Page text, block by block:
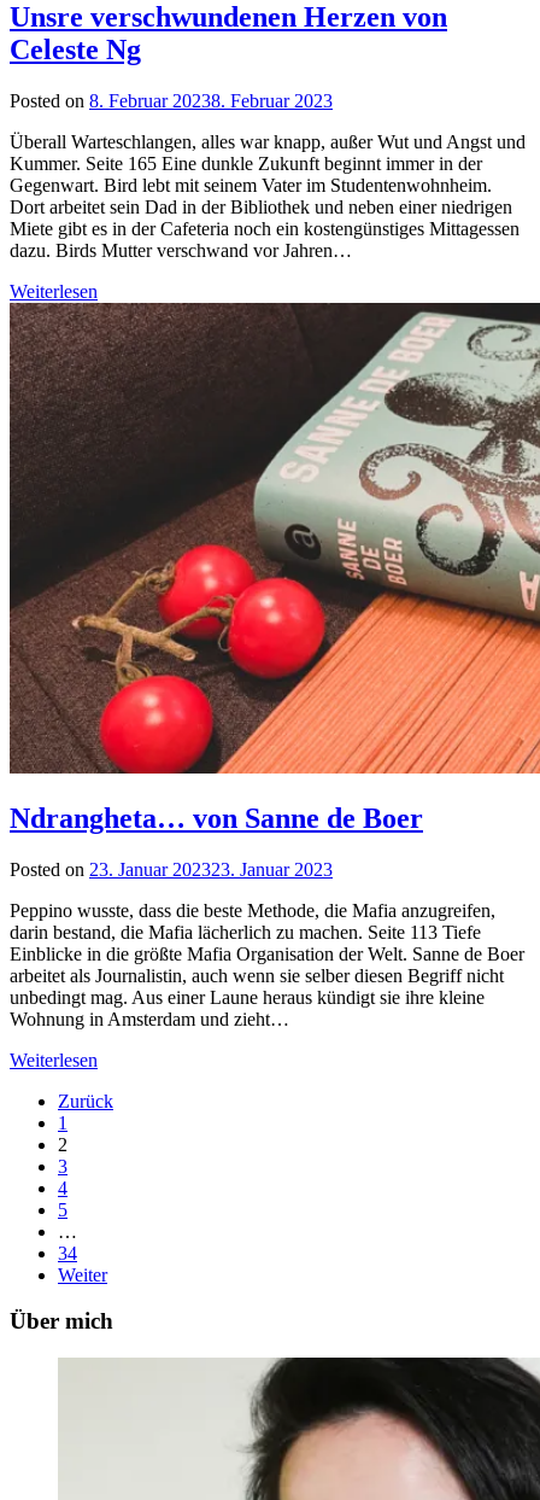
Unsre verschwundenen Herzen von
Celeste Ng
Posted on 8. Februar 20238. Februar 2023
Überall Warteschlangen, alles war knapp, außer Wut und Angst und
Kummer. Seite 165 Eine dunkle Zukunft beginnt immer in der
Gegenwart. Bird lebt mit seinem Vater im Studentenwohnheim.
Dort arbeitet sein Dad in der Bibliothek und neben einer niedrigen
Miete gibt es in der Cafeteria noch ein kostengünstiges Mittagessen
dazu. Birds Mutter verschwand vor Jahren…
Weiterlesen
Ndrangheta… von Sanne de Boer
Posted on 23. Januar 202323. Januar 2023
Peppino wusste, dass die beste Methode, die Mafia anzugreifen,
darin bestand, die Mafia lächerlich zu machen. Seite 113 Tiefe
Einblicke in die größte Mafia Organisation der Welt. Sanne de Boer
arbeitet als Journalistin, auch wenn sie selber diesen Begriff nicht
unbedingt mag. Aus einer Laune heraus kündigt sie ihre kleine
Wohnung in Amsterdam und zieht…
Weiterlesen
Zurück
1
2
3
4
5
…
34
Weiter
Über mich